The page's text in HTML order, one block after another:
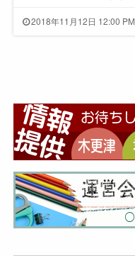
2018年11月12日 12:00 PM